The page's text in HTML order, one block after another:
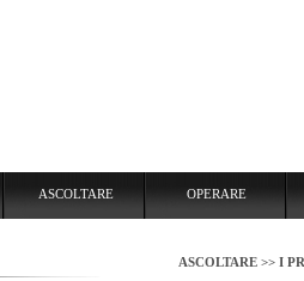
ASCOLTARE >> I
ASCOLTARE OPERARE